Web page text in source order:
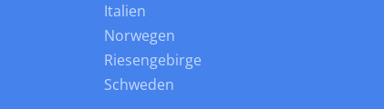
Italien
Norwegen
Riesengebirge
Schweden